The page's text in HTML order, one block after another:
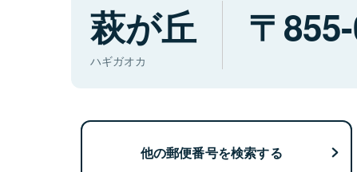
萩が丘
ハギガオカ
他の郵便番号を検索する